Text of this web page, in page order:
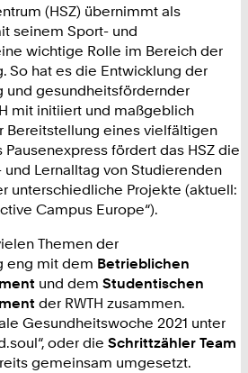
(HSZ) übernimmt als
seinem Sport- und
wichtige Rolle im Bereich der
So hat es die Entwicklung der
und gesundheitsfördernder
mit initiiert und maßgeblich
Bereitstellung eines vielfältigen
fördert das HSZ die
Lernalltag von Studierenden
unterschiedliche Projekte (aktuell:
Campus Europe“).
Themen der
eng mit dem Betrieblichen
und dem Studentischen
der RWTH zusammen.
Gesundheitswoche 2021 unter
oder die Schrittzähler Team
gemeinsam umgesetzt.